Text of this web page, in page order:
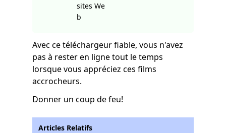
sites We
b
Avec ce téléchargeur fiable, vous n'avez
pas à rester en ligne tout le temps
lorsque vous appréciez ces films
accrocheurs.
Donner un coup de feu!
Articles Relatifs